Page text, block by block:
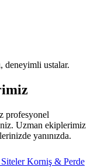
deneyimli ustalar.
profesyonel
Uzman ekiplerimiz
yanınızda.
Korniş & Perde